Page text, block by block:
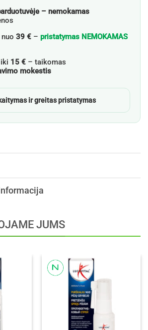
– nemokamas
39 € – pristatymas NEMOKAMAS
15 € – taikomas
mokestis
ir greitas pristatymas
JUMS